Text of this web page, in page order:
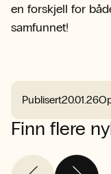
en forskjell for
samfunnet!
Publisert20.01.26
Finn flere